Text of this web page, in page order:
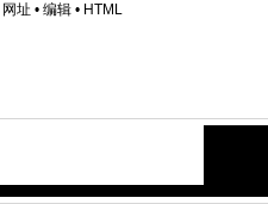
网址 • 编辑• HTML